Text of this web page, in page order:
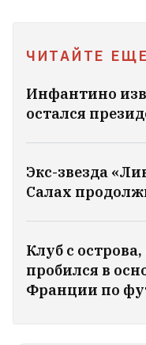
ЧИТАЙТЕ ЕЩЕ
Инфантино
остался
Экс-звезда
Салах
Клуб с
пробился в
Франции по
бум приносит
«Не обязаны».
отказала
после крупной
Жара. Как
себя в такую